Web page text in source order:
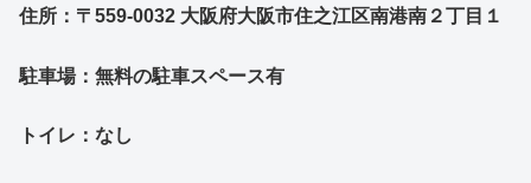
住所：〒559-0032 大阪府大阪市住之江区南港南２丁目１
駐車場：無料の駐車スペース有
トイレ：なし